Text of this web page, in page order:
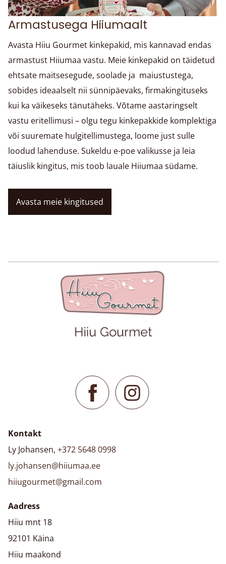
Armastusega Hiiumaalt
Avasta Hiiu Gourmet kinkepakid, mis kannavad endas
armastust Hiiumaa vastu. Meie kinkepakid on täidetud
ehtsate maitsesegude, soolade ja maiustustega,
sobides ideaalselt nii sünnipäevaks, firmakingituseks
kui ka väikeseks tänutäheks. Võtame aastaringselt
vastu eritellimusi – olgu tegu kinkepakkide komplektiga
või suuremate hulgitellimustega, loome just sulle
loodud lahenduse. Sukeldu e-poe valikusse ja leia
täiuslik kingitus, mis toob lauale Hiiumaa südame.
Avasta meie kingitused
Kontakt
Ly Johansen, +372 5648 0998
ly.johansen@hiiumaa.ee
hiiugourmet@gmail.com
Aadress
Hiiu mnt 18
92101 Käina
Hiiu maakond